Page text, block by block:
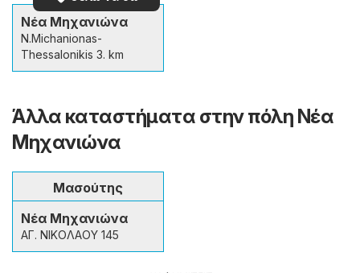
Νέα Μηχανιώνα
N.Michanionas-
Thessalonikis 3. km
Άλλα καταστήματα στην πόλη Νέα
Μηχανιώνα
Μασούτης
Νέα Μηχανιώνα
ΑΓ. ΝΙΚΟΛΑΟΥ 145